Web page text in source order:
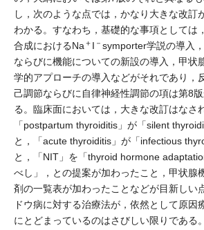
し，次のような点では，かなり大きな改訂
わかる。すなわち，基礎的な事項としては
合成におけるNa ＋ I － symporter学説の導入
ならびに機能についての新設の導入，甲状
学的アプローチの導入などがそれであり，
己調節ならびに自律神経性調節の項は第8
る。臨床面においては，大きな改訂はなさ
「postpartum thyroiditis」が「silent
と，「acute thyroiditis」が「infectious
と，「NIT」を「thyroid hormone
べし」，との提案が加わったこと，甲状腺
剤の一覧表が加わったことなどが目新しい
ドウ病に対する治療法が，依然として原因
にとどまっているのはさびしい限りである。